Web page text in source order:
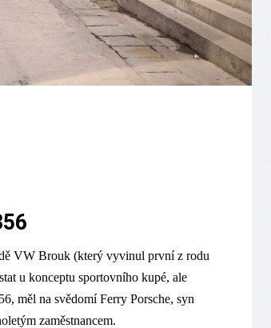
VW Brouk (který vyvinul první z rodu
u konceptu sportovního kupé, ale
měl na svědomí Ferry Porsche, syn
zaměstnancem.